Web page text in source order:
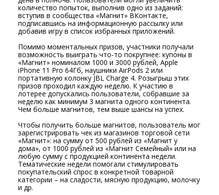
количество попыток, выполнив одно из заданий:
вступив в сообщества «Магнит» ВКонтакте,
подписавшись на информационную рассылку или
добавив игру в список избранных приложений.
Помимо моментальных призов, участники получали
возможность выиграть что-то покрупнее: купоны в
«Магнит» номиналом 1000 и 3000 рублей, Apple
iPhone 11 Pro 64Гб, наушники AirPods 2 или
портативную колонку JBL Charge 4. Розыгрыш этих
призов проходил каждую неделю. К участию в
лотерее допускались пользователи, собравшие за
неделю как минимум 3 магнита одного континента.
Чем больше магнитов, тем выше шансы на успех.
Чтобы получить больше магнитов, пользователь мог
зарегистрировать чек из магазинов торговой сети
«Магнит»: на сумму от 500 рублей из «Магнит у
дома», от 1000 рублей из «Магнит Семейный» или на
любую сумму с продукцией континента недели.
Тематические недели помогали стимулировать
покупательский спрос в конкретной товарной
категории – на сладости, мясную продукцию, молочку
и др.